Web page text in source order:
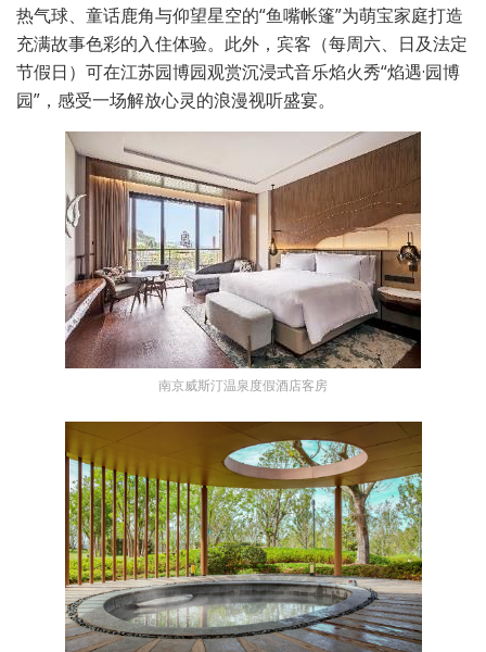
热气球、童话鹿角与仰望星空的“鱼嘴帐篷”为萌宝家庭打造
充满故事色彩的入住体验。此外，宾客（每周六、日及法定
节假日）可在江苏园博园观赏沉浸式音乐焰火秀“焰遇·园博
园”，感受一场解放心灵的浪漫视听盛宴。
南京威斯汀温泉度假酒店客房